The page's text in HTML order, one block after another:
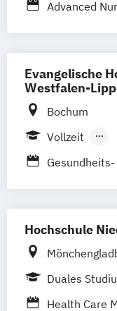
Advanced
Fachrichtung
Clinical
Gesundheit
Evangelische
Westfalen-
Bochum
Vollzeit
Hochschule
Duales
Health Care